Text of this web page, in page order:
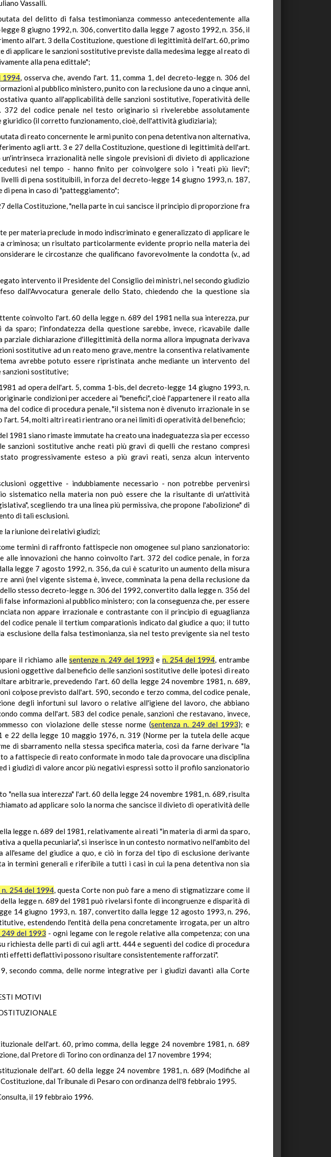
Vassalli.
del delitto di falsa testimonianza commesso antecedentemente alla
8 giugno 1992, n. 306, convertito dalla legge 7 agosto 1992, n. 356, il
all'art. 3 della Costituzione, questione di legittimità dell'art. 60, primo
di applicare le sanzioni sostitutive previste dalla medesima legge al reato di
alla pena edittale";
1994, osserva che, avendo l'art. 11, comma 1, del decreto-legge n. 306 del
al pubblico ministero, punito con la reclusione da uno a cinque anni,
quanto all'applicabilità delle sanzioni sostitutive, l'operatività delle
del codice penale nel testo originario si rivelerebbe assolutamente
giuridico (il corretto funzionamento, cioè, dell'attività giudiziaria);
di reato concernente le armi punito con pena detentiva non alternativa,
agli artt. 3 e 27 della Costituzione, questione di legittimità dell'art.
irrazionalità nelle singole previsioni di divieto di applicazione
nel tempo - hanno finito per coinvolgere solo i "reati più lievi";
di pena sostituibili, in forza del decreto-legge 14 giugno 1993, n. 187,
pena in caso di "patteggiamento";
della Costituzione, "nella parte in cui sancisce il principio di proporzione fra
per materia preclude in modo indiscriminato e generalizzato di applicare le
un risultato particolarmente evidente proprio nella materia dei
le circostanze che qualificano favorevolmente la condotta (v., ad
intervento il Presidente del Consiglio dei ministri, nel secondo giudizio
dall'Avvocatura generale dello Stato, chiedendo che la questione sia
coinvolto l'art. 60 della legge n. 689 del 1981 nella sua interezza, pur
sparo; l'infondatezza della questione sarebbe, invece, ricavabile dalle
parziale dichiarazione d'illegittimità della norma allora impugnata derivava
sostitutive ad un reato meno grave, mentre la consentiva relativamente
avrebbe potuto essere ripristinata anche mediante un intervento del
sanzioni sostitutive;
ad opera dell'art. 5, comma 1-bis, del decreto-legge 14 giugno 1993, n.
condizioni per accedere ai "benefici", cioè l'appartenere il reato alla
del codice di procedura penale, "il sistema non è divenuto irrazionale in se
l'art. 54, molti altri reati rientrano ora nei limiti di operatività del beneficio;
siano rimaste immutate ha creato una inadeguatezza sia per eccesso
sostitutive anche reati più gravi di quelli che restano compresi
progressivamente esteso a più gravi reati, senza alcun intervento
oggettive - indubbiamente necessario - non potrebbe pervenirsi
sistematico nella materia non può essere che la risultante di un'attività
scegliendo tra una linea più permissiva, che propone l'abolizione" di
di tali esclusioni.
la riunione dei relativi giudizi;
termini di raffronto fattispecie non omogenee sul piano sanzionatorio:
alle innovazioni che hanno coinvolto l'art. 372 del codice penale, in forza
legge 7 agosto 1992, n. 356, da cui è scaturito un aumento della misura
(nel vigente sistema è, invece, comminata la pena della reclusione da
stesso decreto-legge n. 306 del 1992, convertito dalla legge n. 356 del
informazioni al pubblico ministero; con la conseguenza che, per essere
non appare irrazionale e contrastante con il principio di eguaglianza
codice penale il tertium comparationis indicato dal giudice a quo; il tutto
della falsa testimonianza, sia nel testo previgente sia nel testo
il richiamo allesentenze n. 249 del 1993 e n. 254 del 1994, entrambe
oggettive dal beneficio delle sanzioni sostitutive delle ipotesi di reato
arbitrarie, prevedendo l'art. 60 della legge 24 novembre 1981, n. 689,
colpose previsto dall'art. 590, secondo e terzo comma, del codice penale,
degli infortuni sul lavoro o relative all'igiene del lavoro, che abbiano
comma dell'art. 583 del codice penale, sanzioni che restavano, invece,
con violazione delle stesse norme (sentenza n. 249 del 1993); e
della legge 10 maggio 1976, n. 319 (Norme per la tutela delle acque
di sbarramento nella stessa specifica materia, così da farne derivare "la
a fattispecie di reato conformate in modo tale da provocare una disciplina
i giudizi di valore ancor più negativi espressi sotto il profilo sanzionatorio
"nella sua interezza" l'art. 60 della legge 24 novembre 1981, n. 689, risulta
ad applicare solo la norma che sancisce il divieto di operatività delle
legge n. 689 del 1981, relativamente ai reati "in materia di armi da sparo,
a quella pecuniaria", si inserisce in un contesto normativo nell'ambito del
del giudice a quo, e ciò in forza del tipo di esclusione derivante
in termini generali e riferibile a tutti i casi in cui la pena detentiva non sia
n. 254 del 1994, questa Corte non può fare a meno di stigmatizzare come il
legge n. 689 del 1981 può rivelarsi fonte di incongruenze e disparità di
14 giugno 1993, n. 187, convertito dalla legge 12 agosto 1993, n. 296,
estendendo l'entità della pena concretamente irrogata, per un altro
249 del 1993 - ogni legame con le regole relative alla competenza; con una
richiesta delle parti di cui agli artt. 444 e seguenti del codice di procedura
effetti deflattivi possono risultare consistentemente rafforzati".
secondo comma, delle norme integrative per i giudizi davanti alla Corte
MOTIVI
dell'art. 60, primo comma, della legge 24 novembre 1981, n. 689
dal Pretore di Torino con ordinanza del 17 novembre 1994;
dell'art. 60 della legge 24 novembre 1981, n. 689 (Modifiche al
dal Tribunale di Pesaro con ordinanza dell'8 febbraio 1995.
il 19 febbraio 1996.